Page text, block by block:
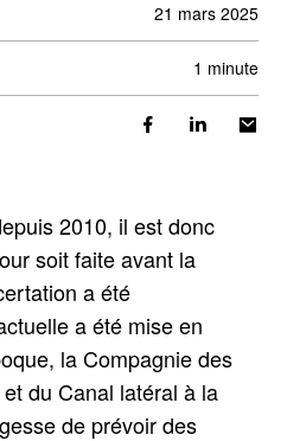
21 mars 2025
1 minute
2010, il est donc
soit faite avant la
a été
a été mise en
la Compagnie des
du Canal latéral à la
de prévoir des